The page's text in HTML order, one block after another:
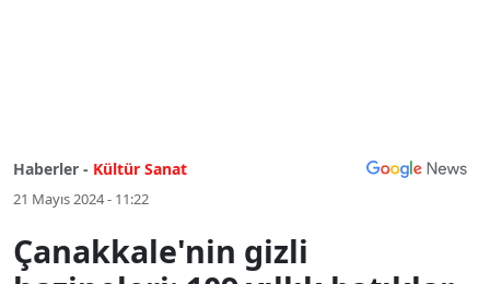
Haberler - Kültür Sanat
21 Mayıs 2024 - 11:22
Çanakkale'nin gizli